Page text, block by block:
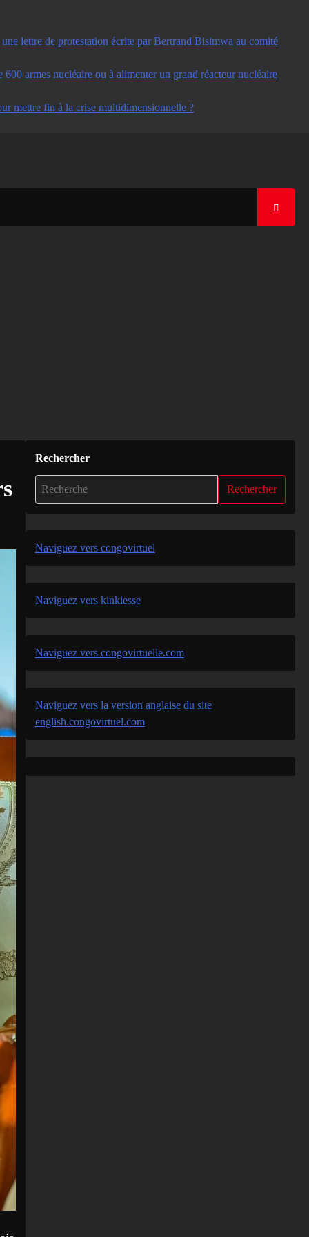
lettre de protestation écrite par Bertrand Bisimwa au comité
armes nucléaire ou à alimenter un grand réacteur nucléaire
mettre fin à la crise multidimensionnelle ?
Rechercher
Rechercher
Naviguez vers congovirtuel
Naviguez vers kinkiesse
Naviguez vers congovirtuelle.com
Naviguez vers la version anglaise du site
english.congovirtuel.com